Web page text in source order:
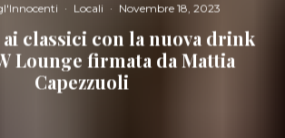
· Locali · Novembre 18, 2023
ai classici con la nuova drink
Lounge firmata da Mattia
Capezzuoli